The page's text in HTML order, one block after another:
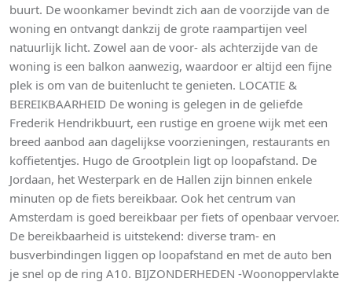
buurt. De woonkamer bevindt zich aan de voorzijde van de
woning en ontvangt dankzij de grote raampartijen veel
natuurlijk licht. Zowel aan de voor- als achterzijde van de
woning is een balkon aanwezig, waardoor er altijd een fijne
plek is om van de buitenlucht te genieten. LOCATIE &
BEREIKBAARHEID De woning is gelegen in de geliefde
Frederik Hendrikbuurt, een rustige en groene wijk met een
breed aanbod aan dagelijkse voorzieningen, restaurants en
koffietentjes. Hugo de Grootplein ligt op loopafstand. De
Jordaan, het Westerpark en de Hallen zijn binnen enkele
minuten op de fiets bereikbaar. Ook het centrum van
Amsterdam is goed bereikbaar per fiets of openbaar vervoer.
De bereikbaarheid is uitstekend: diverse tram- en
busverbindingen liggen op loopafstand en met de auto ben
je snel op de ring A10. BIJZONDERHEDEN -Woonoppervlakte